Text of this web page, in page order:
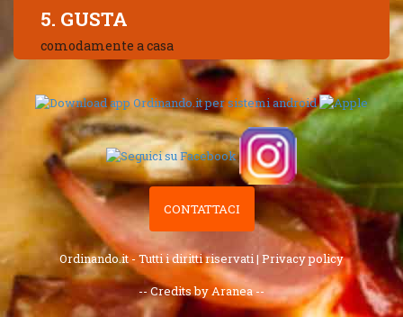
5. GUSTA
comodamente a casa
CONTATTACI
Ordinando.it - Tutti i diritti riservati | Privacy policy
-- Credits by Aranea --